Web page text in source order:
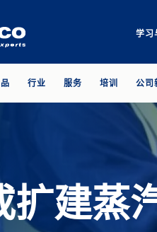
学习
行业 服务 培训 公司
扩建蒸